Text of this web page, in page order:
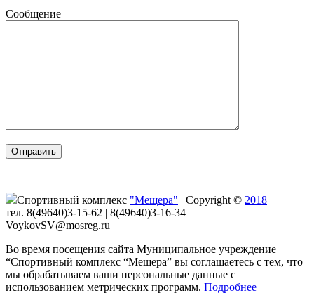
Сообщение
Спортивный комплекс "Мещера" | Copyright © 2018
тел. 8(49640)3-15-62 | 8(49640)3-16-34
VoykovSV@mosreg.ru
Во время посещения сайта Муниципальное учреждение
“Спортивный комплекс “Мещера” вы соглашаетесь с тем, что
мы обрабатываем ваши персональные данные с
использованием метрических программ. Подробнее